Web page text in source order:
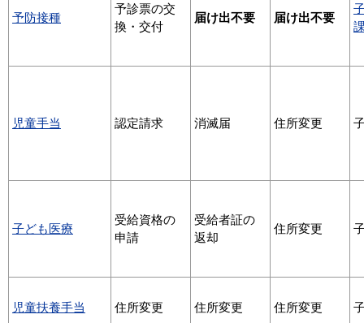
予防接種
予診票の交
換・交付
届け出不要 届け出不要
児童手当 認定請求 消滅届 住所変更
子ども医療
受給資格の
申請
受給者証の
返却
住所変更
児童扶養手当 住所変更 住所変更 住所変更